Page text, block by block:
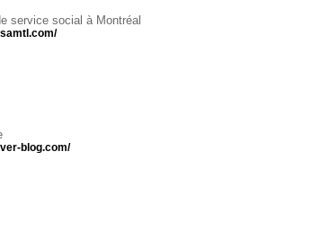
service social à Montréal
blog.com/